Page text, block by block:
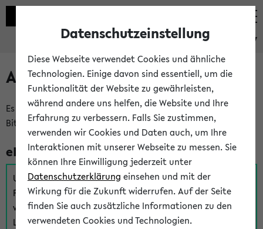
eKVV
Anmeldung am eKVV
Es gibt mehrere Möglichkeiten zur Anmeldung am eKVV.
Bitte wählen Sie die für Sie richtige aus:
eKVV für Studierende
Um sich einen Stundenplan zu erstellen und alle weiteren
Funktionen des eKVVs für Studierende zu nutzen,
verwenden Sie diesen Link zur Anmeldung über Ihr Uni
Login:
Datenschutzeinstellung
Diese Webseite verwendet Cookies und ähnliche
Technologien. Einige davon sind essentiell, um die
Funktionalität der Website zu gewährleisten,
während andere uns helfen, die Website und Ihre
Erfahrung zu verbessern. Falls Sie zustimmen,
verwenden wir Cookies und Daten auch, um Ihre
Interaktionen mit unserer Webseite zu messen. Sie
können Ihre Einwilligung jederzeit unter
Datenschutzerklärung einsehen und mit der
Wirkung für die Zukunft widerrufen. Auf der Seite
finden Sie auch zusätzliche Informationen zu den
verwendeten Cookies und Technologien.